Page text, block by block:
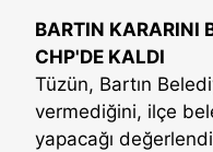
BARTIN KARARINI
CHP'DE KALDI
Tüzün, Bartın
vermediğini, ilçe
yapacağı